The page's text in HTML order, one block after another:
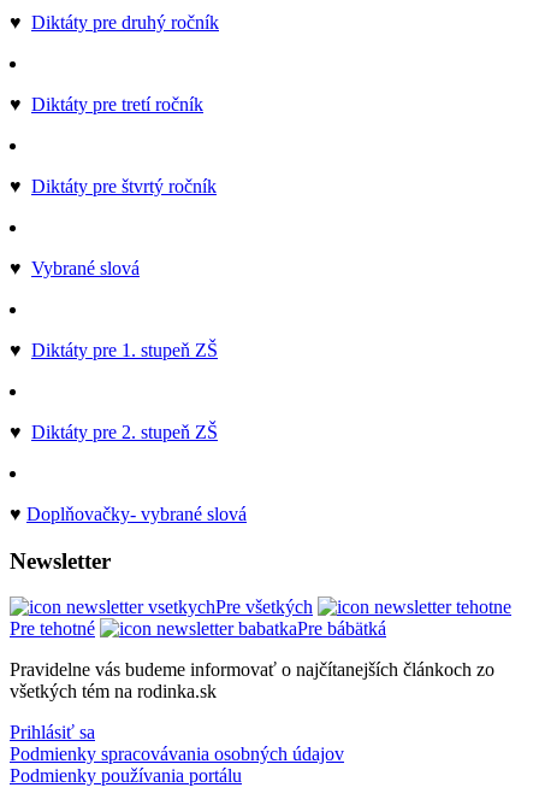
♥ Diktáty pre druhý ročník
♥ Diktáty pre tretí ročník
♥ Diktáty pre štvrtý ročník
♥ Vybrané slová
♥ Diktáty pre 1. stupeň ZŠ
♥ Diktáty pre 2. stupeň ZŠ
♥ Doplňovačky- vybrané slová
Newsletter
Pre všetkých
Pre tehotné
Pre bábätká
Pravidelne vás budeme informovať o najčítanejších článkoch zo
všetkých tém na rodinka.sk
Prihlásiť sa
Podmienky spracovávania osobných údajov
Podmienky používania portálu